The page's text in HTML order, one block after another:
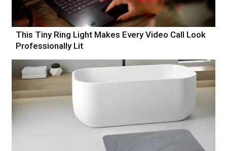
This Tiny Ring Light Makes Every Video Call Look
Professionally Lit